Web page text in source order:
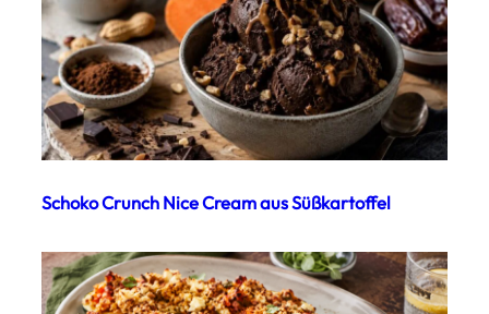
Schoko Crunch Nice Cream aus Süßkartoffel